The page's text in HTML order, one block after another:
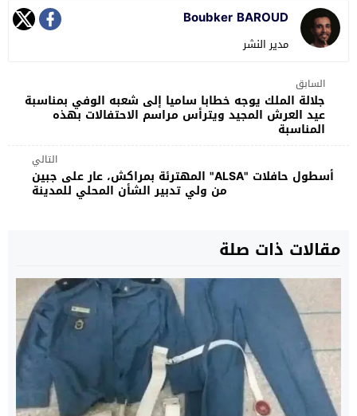
Boubker BAROUD
مدير النشر
السابق
جلالة الملك يوجه خطابا ساميا إلى شعبه الوفي بمناسبة
عيد العرش المجيد ويترأس مراسم الاحتفالات بهذه
المناسبة
التالي
أسطول حافلات "ALSA" المهترئة بمراكش، عار على جبين
من ولي تدبير الشأن المحلي للمدينة
مقالات ذات صلة